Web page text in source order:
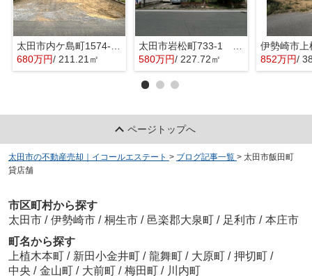
680万円/ 211.21㎡
580万円/ 227.72㎡ 852万円/
ページトップへ
太田市の不動産売却｜イコールエステート > ブログ記事一覧 > 太田市飯田町
貸店舗
市区町村から探す
太田市 / 伊勢崎市 / 桐生市 / 邑楽郡大泉町 / 足利市 / 本庄市
町名から探す
上植木本町 / 新田小金井町 / 龍舞町 / 大原町 / 押切町 /
中央 / 金山町 / 大前町 / 梅田町 / 川内町